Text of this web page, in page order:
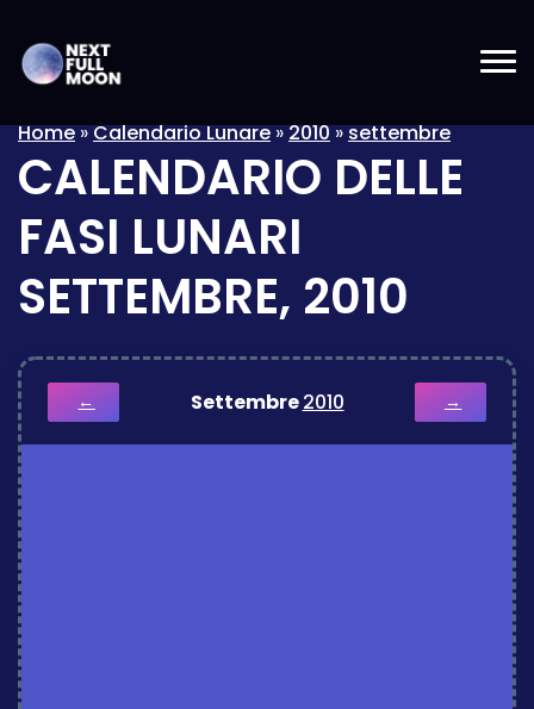
Home»Calendario Lunare»2010»settembre
CALENDARIO DELLE
FASI LUNARI
SETTEMBRE, 2010
← Settembre2010 →